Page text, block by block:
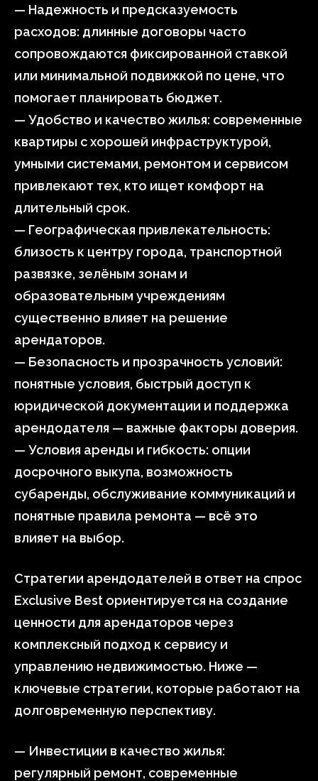
— Надежность и предсказуемость
расходов: длинные договоры часто
сопровождаются фиксированной ставкой
или минимальной подвижкой по цене, что
помогает планировать бюджет.
— Удобство и качество жилья: современные
квартиры с хорошей инфраструктурой,
умными системами, ремонтом и сервисом
привлекают тех, кто ищет комфорт на
длительный срок.
— Географическая привлекательность:
близость к центру города, транспортной
развязке, зелёным зонам и
образовательным учреждениям
существенно влияет на решение
арендаторов.
— Безопасность и прозрачность условий:
понятные условия, быстрый доступ к
юридической документации и поддержка
арендодателя — важные факторы доверия.
— Условия аренды и гибкость: опции
досрочного выкупа, возможность
субаренды, обслуживание коммуникаций и
понятные правила ремонта — всё это
влияет на выбор.
Стратегии арендодателей в ответ на спрос
Exclusive Best ориентируется на создание
ценности для арендаторов через
комплексный подход к сервису и
управлению недвижимостью. Ниже —
ключевые стратегии, которые работают на
долговременную перспективу.
— Инвестиции в качество жилья:
регулярный ремонт, современные